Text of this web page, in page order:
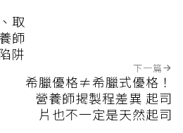
取
師
阱
下一篇
希臘優格≠希臘式優格！
營養師揭製程差異 起司
片也不一定是天然起司